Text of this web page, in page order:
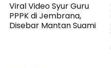
Viral Video Syur Guru
PPPK di Jembrana,
Disebar Mantan Suami